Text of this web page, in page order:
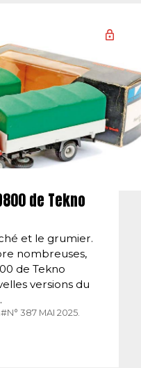
de Tekno
et le grumier.
nombreuses,
de Tekno
versions du
#N° 387 MAI 2025.